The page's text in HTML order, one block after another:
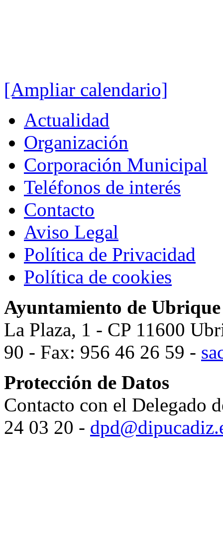
[Ampliar calendario]
Actualidad
Organización
Corporación Municipal
Teléfonos de interés
Contacto
Aviso Legal
Política de Privacidad
Política de cookies
Ayuntamiento de Ubrique
La Plaza, 1 - CP 11600
90 - Fax: 956 46 26 59 -
Protección de Datos
Contacto con el Delegado
24 03 20 -